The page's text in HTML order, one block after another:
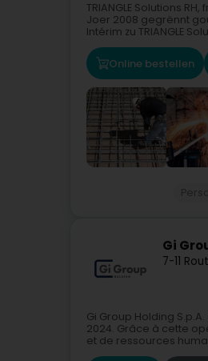
TRIANGLE Solutions
Joer 2008 gegrënnt
Intérim zu TRIANGLE
Online bestellen
Gi
7-11
Gi Group Holding
2024. Grâce à cette
et de ressources